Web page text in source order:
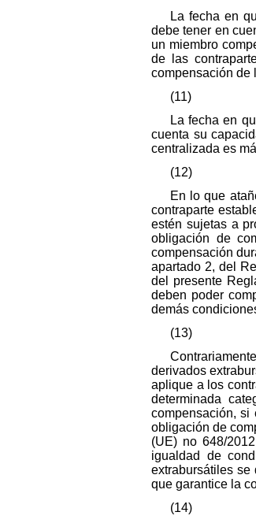
La fecha en
debe tener en
un miembro
de las
compensación de
(11)
La fecha en
cuenta su
centralizada es
(12)
En lo que
contraparte
estén sujetas a
obligación de
compensación
apartado 2, del
del presente
deben poder
demás
(13)
derivados
aplique a los
determinada
compensación, si
obligación de
(UE) no 648/
igualdad de
extrabursátiles se
que garantice la
(14)